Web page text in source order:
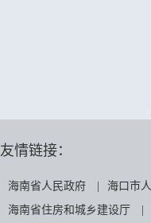
友情链接：
海南省人民政府 海口市
海南省住房和城乡建设厅